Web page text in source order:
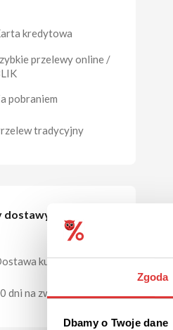
Zgoda
Dbamy o Twoje dane
kredytowa
przelewy online /
pobraniem
tradycyjny
w Diablo
kurierem
dni na zwrot